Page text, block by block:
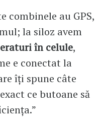
combinele au GPS,
la siloz avem
în celule,
e conectat la
îți spune câte
ce butoane să